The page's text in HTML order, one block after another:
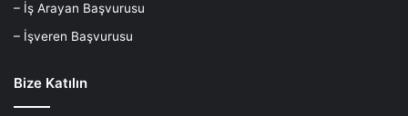
– İş Arayan Başvurusu
– İşveren Başvurusu
Bize Katılın